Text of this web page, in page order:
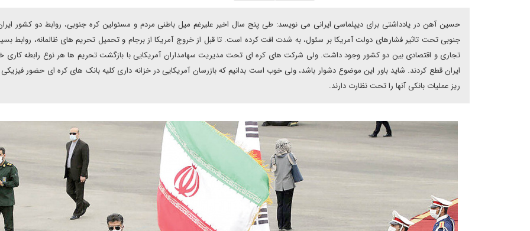
حسین آهن در یادداشتی برای دیپلماسی ایرانی می نویسد: طی پنج سال اخیر علیرغم میل باطنی مردم و مسئولین کره جنوبی، روابط دو کشور
جنوبی تحت تاثیر فشارهای دولت آمریکا بر سئول، به شدت افت کرده است. تا قبل از خروج آمریکا از برجام و تحمیل تحریم های ظالمانه، روابط
تجاری و اقتصادی بین دو کشور وجود داشت. ولی شرکت های کره ای تحت مدیریت سهامداران آمریکایی با بازگشت تحریم ها هر نوع رابطه کاری
ایران قطع کردند. شاید باور این موضوع دشوار باشد، ولی خوب است بدانیم که بازرسان آمریکایی در خزانه داری کلیه بانک های کره ای حضور فیزیکی
ریز عملیات بانکی آنها را تحت نظارت دارند.